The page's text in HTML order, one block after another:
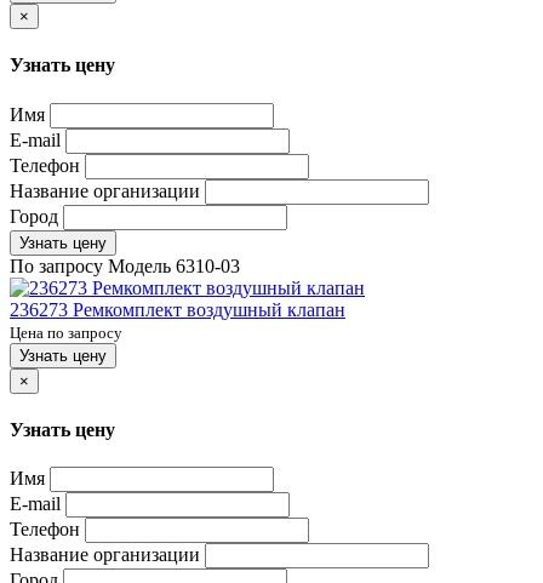
×
Узнать цену
Имя
E-mail
Телефон
Название организации
Город
Узнать цену
По запросу Модель 6310-03
236273 Ремкомплект воздушный клапан
Цена по запросу
Узнать цену
×
Узнать цену
Имя
E-mail
Телефон
Название организации